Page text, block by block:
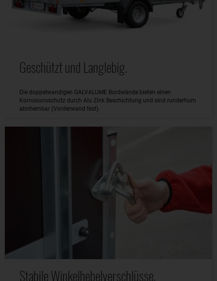
Geschützt und Langlebig.
Die doppelwandigen GALVALUME Bordwände bieten einen
Korrosionsschutz durch Alu Zink Beschichtung und sind runderhum
abnhembar (Vorderwand fest).
Stabile Winkelhebelverschlüsse.